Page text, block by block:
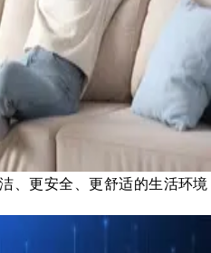
、更安全、更舒适的生活环境